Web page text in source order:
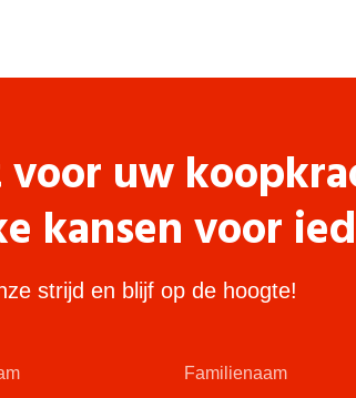
uw
kansen voor
strijd en blijf op de hoogte!